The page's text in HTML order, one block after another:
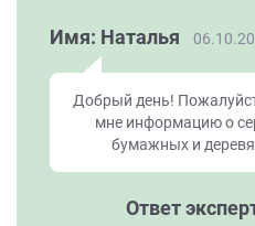
Имя: Наталья
Добрый день!
мне информацию о
бумажных и
Ответ